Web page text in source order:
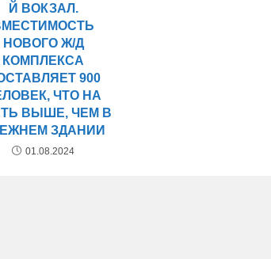
Й ВОКЗАЛ.
НОВОГО Ж/Д
КОМПЛЕКСА
900
ЧТО НА
ВЫШЕ, ЧЕМ В
ЗДАНИИ
01.08.2024